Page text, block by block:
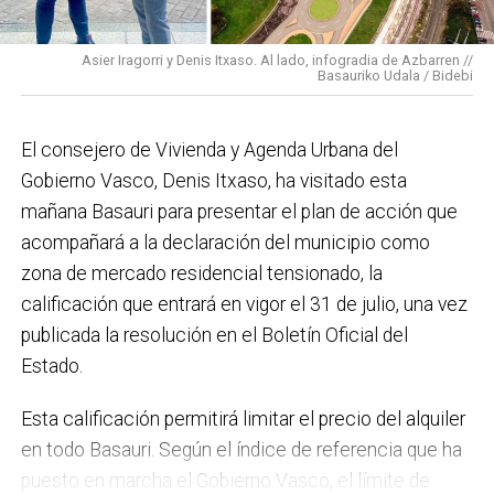
impulso para la creación de huertos urbanos,la
elaboración del Plan General de Actuación Energética,
el Plan de Acción contra el Ruido y la instalación de
régimen de autoconsumo, que hacen de Basauri un
municipio más sostenible y preparado para el futuro.
En ese sentido, estamos trabajando en acciones de
clima y energía, entre las que destacan el diseño de
una red de refugios climáticos, junto con un Plan de
Actuación ante Episodios de Altas Temperaturas,
como las que recientemente hemos sufrido.
proyecto de lanueva haurreskola que se construirá en
Sarratu, junto a Arizko Ikastola, y que es una apuesta
por la educación pública y un elemento más de apoyo
Asier Iragorri y Denis Itxaso. Al lado, infogradia de Azbarren //
Basauriko Udala / Bidebi
El consejero de Vivienda y Agenda Urbana del
Gobierno Vasco, Denis Itxaso, ha visitado esta
mañana Basauri para presentar el plan de acción que
acompañará a la declaración del municipio como
zona de mercado residencial tensionado, la
calificación que entrará en vigor el 31 de julio, una vez
publicada la resolución en el Boletín Oficial del
Estado.
Esta calificación permitirá limitar el precio del alquiler
en todo Basauri. Según el índice de referencia que ha
puesto en marcha el Gobierno Vasco, el límite de